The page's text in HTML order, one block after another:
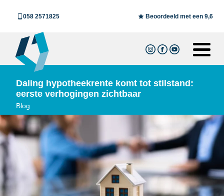
058 2571825 Beoordeeld met een 9,6
Daling hypotheekrente komt tot stilstand:
eerste verhogingen zichtbaar
Blog